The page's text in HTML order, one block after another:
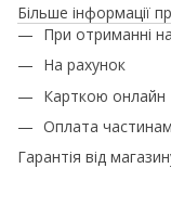
Більше інформації
При отриманні
На рахунок
Карткою онлайн
Оплата
Гарантія від